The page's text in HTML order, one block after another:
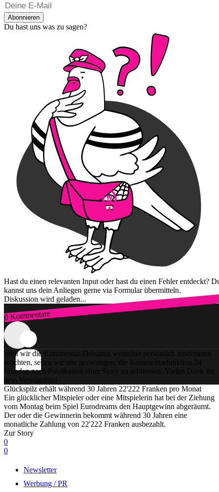
Abonnieren
Du hast uns was zu sagen?
Hast du einen relevanten Input oder hast du einen Fehler entdeckt?
kannst uns dein Anliegen gerne via Formular übermitteln.
Diskussion wird geladen...
0 Kommentare
Zum Login
Weil wir die Kommentar-Debatten weiterhin persönlich moderieren
möchten, sehen wir uns gezwungen, die Kommentarfunktion 24
Stunden nach Publikation einer Story zu schliessen. Vielen Dank für
dein Verständnis!
Glückspilz erhält während 30 Jahren 22'222 Franken pro Monat
Ein glücklicher Mitspieler oder eine Mitspielerin hat bei der Ziehung
vom Montag beim Spiel Eurodreams den Hauptgewinn abgeräumt.
Der oder die Gewinnerin bekommt während 30 Jahren eine
monatliche Zahlung von 22'222 Franken ausbezahlt.
Zur Story
0
0
Newsletter
Werbung / PR